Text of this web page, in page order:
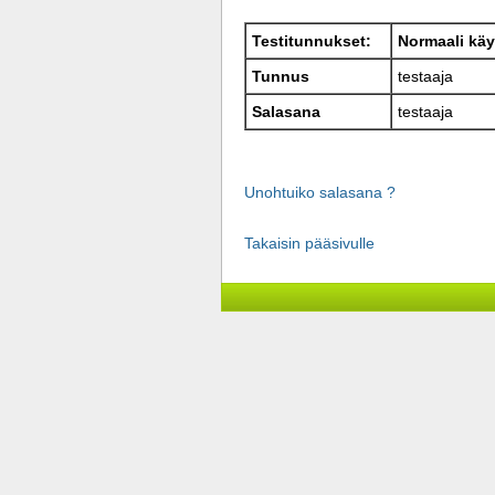
Testitunnukset: Normaali
Tunnus
testaaja
Salasana
testaaja
Unohtuiko salasana ?
Takaisin pääsivulle